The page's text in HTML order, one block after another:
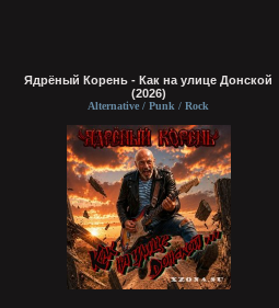
Ядрёный Корень - Как на улице Донской
(2026)
Alternative / Punk / Rock